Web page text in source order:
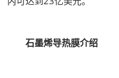
石墨烯导热膜介绍